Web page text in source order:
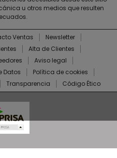
u otros medios que resulten
Ventas
Newsletter
Alta de Clientes
Aviso legal
Datos
Política de cookies
Transparencia Código Ético